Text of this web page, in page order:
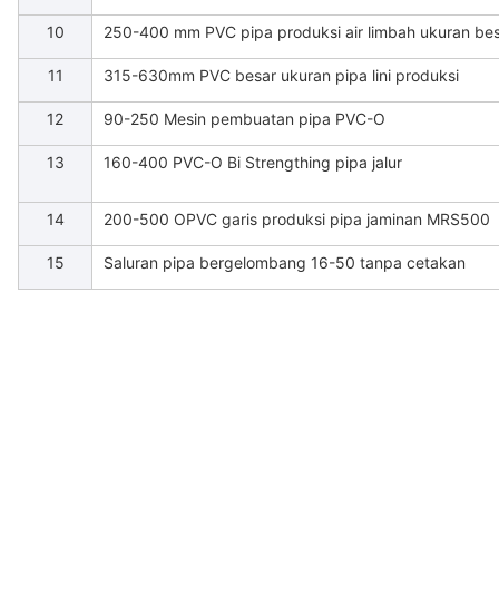
10 250-400 mm PVC pipa produksi air limbah ukuran
11 315-630mm PVC besar ukuran pipa lini produksi
12 90-250 Mesin pembuatan pipa PVC-O
13 160-400 PVC-O Bi Strengthing pipa jalur
14 200-500 OPVC garis produksi pipa jaminan MRS500
15 Saluran pipa bergelombang 16-50 tanpa cetakan